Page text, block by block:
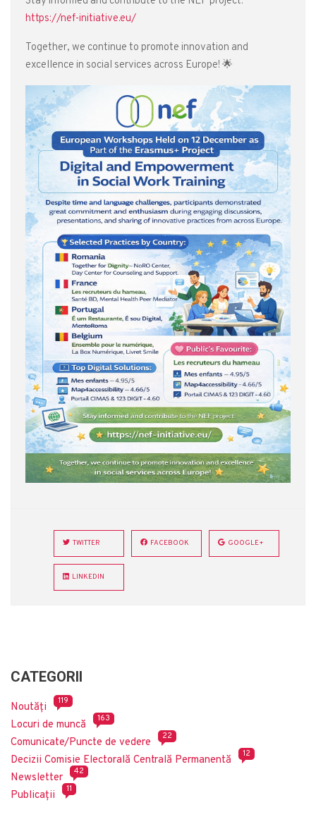
https://nef-initiative.eu/
Together, we continue to promote innovation and
excellence in social services across Europe! 🌟
TWITTER FACEBOOK GOOGLE+
LINKEDIN
CATEGORII
Noutăți 119
Locuri de muncă 163
Comunicate/Puncte de vedere 22
Decizii Comisie Electorală Centrală Permanentă 12
Newsletter 42
Publicații 11